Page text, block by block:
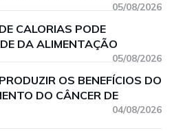
05/08/2026
CALORIAS PODE
DA ALIMENTAÇÃO
05/08/2026
OS BENEFÍCIOS DO
DO CÂNCER DE
04/08/2026